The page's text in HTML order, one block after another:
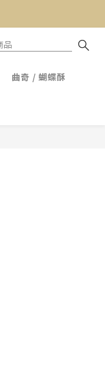
曲奇 / 蝴蝶酥